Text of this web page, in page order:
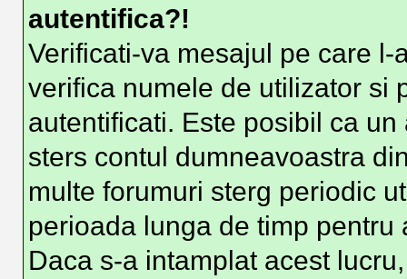
autentifica?!
Verificati-va mesajul pe care
verifica numele de utilizator si
autentificati. Este posibil ca
sters contul dumneavoastra
multe forumuri sterg periodic
perioada lunga de timp
Daca s-a intamplat acest